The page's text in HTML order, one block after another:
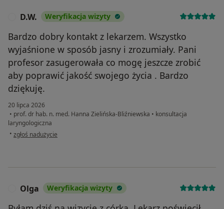
D.W. Weryfikacja wizyty
Bardzo dobry kontakt z lekarzem. Wszystko
wyjaśnione w sposób jasny i zrozumiały. Pani
profesor zasugerowała co mogę jeszcze zrobić
aby poprawić jakość swojego życia . Bardzo
dziękuję.
20 lipca 2026
• prof. dr hab. n. med. Hanna Zielińska-Bliźniewska • konsultacja
laryngologiczna
• w opinii użytkownika D.W.
zgłoś nadużycie
Olga Weryfikacja wizyty